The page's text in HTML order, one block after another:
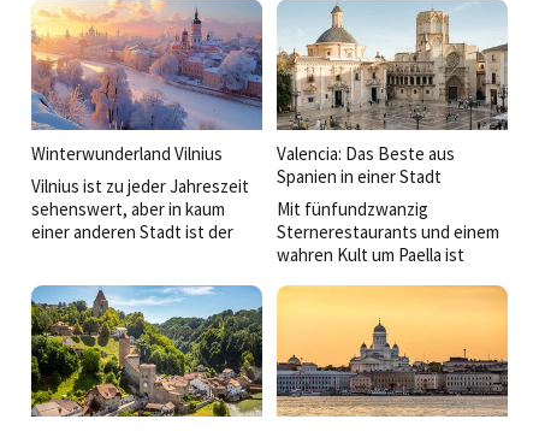
Feinsten, eine Bimmelbahn,
eine Riesenrolltreppe, alte
Seebären auf uralten Fähren.
Schulenglisch reicht für die
Orientierung.
Hongkong ist klasse!
Generation, die sich gerne auf
Neues einlässt und noch lieber
im Team arbeitet, zeichnen
diesen wahren
Herrgottswinkel aus.
Winterwunderland Vilnius
Vilnius ist zu jeder Jahreszeit
sehenswert, aber in kaum
einer anderen Stadt ist der
niemanden davon ab, die
prächtig ­geschmückten
Fassaden in der Altstadt als
Feierkulisse zu nutzen. Die
Restaurants zwischen Stern
und Bagel sind ebenfalls
Valencia: Das Beste aus
Spanien in einer Stadt
Mit fünfundzwanzig
Sternerestaurants und einem
wahren Kult um Paella ist
Valencia. Die andere ist mit
einer unverwechselbaren
Mischung aus Gotik und
Jugendstil, Ausgeh-Altstadt
und zeit­genössischen Bauten
die Architektur. Überdies